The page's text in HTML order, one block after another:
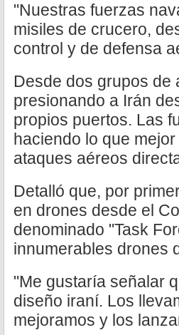
"Nuestras fuerzas
misiles de crucero,
control y de defensa
Desde dos grupos de
presionando a Irán
propios puertos. Las
haciendo lo que
ataques aéreos
Detalló que, por
en drones desde el
denominado "Task
innumerables drones
"Me gustaría señalar
diseño iraní. Los
mejoramos y los